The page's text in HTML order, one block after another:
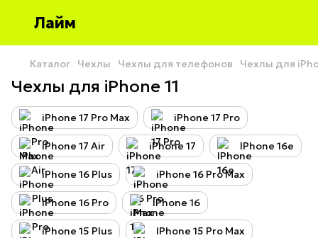
Лайм
Каталог Чехлы Чехлы для телефонов Чехлы для
Чехлы для iPhone 11
iPhone 17 Pro Max iPhone 17 Pro
iPhone 17 Air iPhone 17 IPhone 16e
iPhone 16 Plus iPhone 16 Pro Max
iPhone 16 Pro iPhone 16
iPhone 15 Plus IPhone 15 Pro Max